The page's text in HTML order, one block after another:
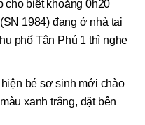
biết khoảng 0h20
1984) đang ở nhà tại
phố Tân Phú 1 thì nghe
bé sơ sinh mới chào
xanh trắng, đặt bên